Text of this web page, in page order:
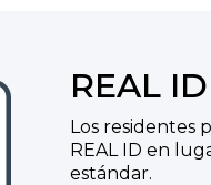
REAL ID
Los residentes
REAL ID en
estándar.